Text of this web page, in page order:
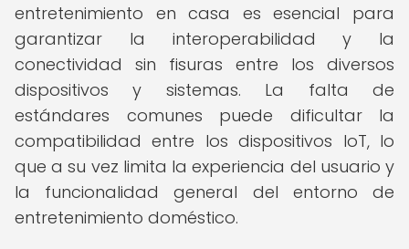
entretenimiento en casa es esencial para
garantizar la interoperabilidad y la
conectividad sin fisuras entre los diversos
dispositivos y sistemas. La falta de
estándares comunes puede dificultar la
compatibilidad entre los dispositivos IoT, lo
que a su vez limita la experiencia del usuario y
la funcionalidad general del entorno de
entretenimiento doméstico.